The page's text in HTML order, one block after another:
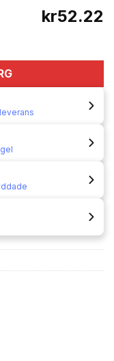
kr52.22
made of swedish